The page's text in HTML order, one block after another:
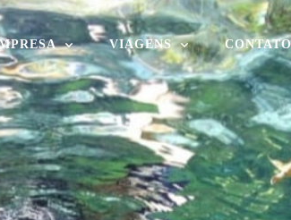
VIAGENS CONTATO